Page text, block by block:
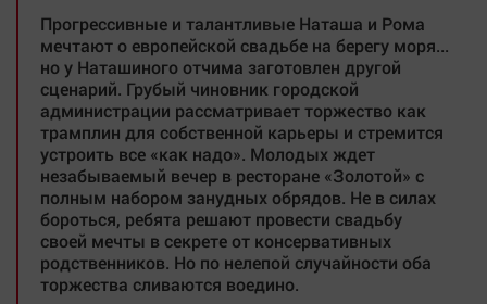
Афиша
Блогеркуль
Быстрый медиазавод
Вирус чтения
Вкусное
Гороскоп
Дети
ЖКХ
Прогрессивные и талантливые Наташа и Рома
мечтают о европейской свадьбе на берегу моря...
но у Наташиного отчима заготовлен другой
сценарий. Грубый чиновник городской
администрации рассматривает торжество как
трамплин для собственной карьеры и стремится
устроить все «как надо». Молодых ждет
незабываемый вечер в ресторане «Золотой» с
полным набором занудных обрядов. Не в силах
бороться, ребята решают провести свадьбу
своей мечты в секрете от консервативных
родственников. Но по нелепой случайности оба
торжества сливаются воедино.